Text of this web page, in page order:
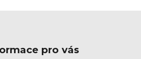
pro vás